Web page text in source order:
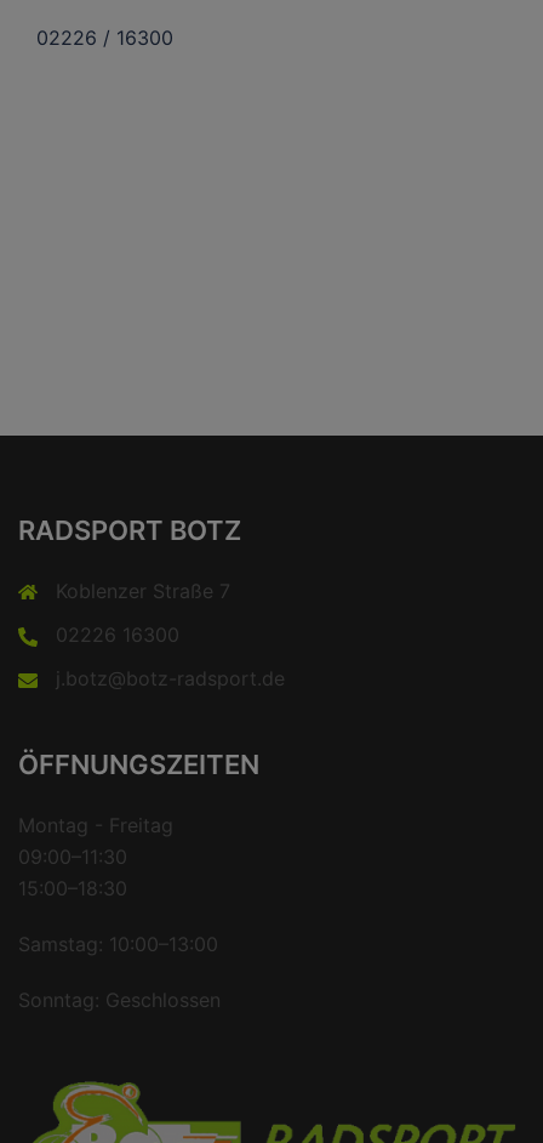
02226 / 16300
RADSPORT BOTZ
Koblenzer Straße 7
02226 16300
j.botz@botz-radsport.de
ÖFFNUNGSZEITEN
Montag - Freitag
09:00–11:30
15:00–18:30
Samstag: 10:00–13:00
Sonntag: Geschlossen